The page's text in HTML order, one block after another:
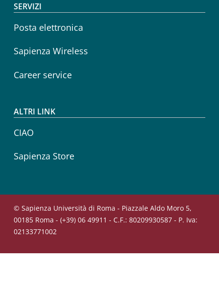
SERVIZI
Posta elettronica
Sapienza Wireless
Career service
ALTRI LINK
CIAO
Sapienza Store
© Sapienza Università di Roma - Piazzale Aldo Moro 5,
00185 Roma - (+39) 06 49911 - C.F.: 80209930587 - P. Iva:
02133771002